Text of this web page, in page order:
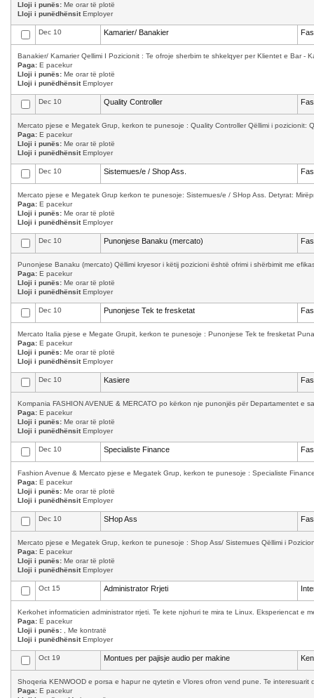
Lloji i punës: Me orar të plotë
Lloji i punëdhënsitEmployer
Dec 10 Kamarier/ Banakier
Banakier/ Kamarier Qellimi I Pozicionit : Te ofroje sherbim te shkelqyer per Klientet e Bar -
Paga: E pacekur
Lloji i punës: Me orar të plotë
Lloji i punëdhënsitEmployer
Dec 10 Quality Controller
Mercato pjese e Megatek Grup, kerkon te punesoje : Quality Controller Qëllimi i pozicionit:
Paga: E pacekur
Lloji i punës: Me orar të plotë
Lloji i punëdhënsitEmployer
Dec 10 Sistemues/e / Shop Ass.
Mercato pjese e Megatek Grup kerkon te punesoje: Sistemues/e / SHop Ass. Detyrat:
Paga: E pacekur
Lloji i punës: Me orar të plotë
Lloji i punëdhënsitEmployer
Dec 10 Punonjese Banaku (mercato)
Punonjese Banaku (mercato) Qëllimi kryesor i këtij pozicioni është ofrimi i shërbimit me
Paga: E pacekur
Lloji i punës: Me orar të plotë
Lloji i punëdhënsitEmployer
Dec 10 Punonjese Tek te fresketat
Mercato Italia pjese e Megate Grupit, kerkon te punesoje : Punonjese Tek te fresketat
Paga: E pacekur
Lloji i punës: Me orar të plotë
Lloji i punëdhënsitEmployer
Dec 10 Kasiere
Kompania FASHION AVENUE & MERCATO po kërkon nje punonjës për Departamentet e
Paga: E pacekur
Lloji i punës: Me orar të plotë
Lloji i punëdhënsitEmployer
Dec 10 Specialiste Finance
Fashion Avenue & Mercato pjese e Megatek Grup, kerkon te punesoje : Specialiste
Paga: E pacekur
Lloji i punës: Me orar të plotë
Lloji i punëdhënsitEmployer
Dec 10 SHop Ass
Mercato pjese e Megatek Grup, kerkon te punesoje : Shop Ass/ Sistemues Qëllimi i
Paga: E pacekur
Lloji i punës: Me orar të plotë
Lloji i punëdhënsitEmployer
Oct 15 Administrator Rrjeti
Kerkohet informaticien administrator rrjeti. Te kete njohuri te mira te Linux. Eksperiencat e
Paga: E pacekur
Lloji i punës: , Me kontratë
Lloji i punëdhënsitEmployer
Oct 19 Montues per pajisje audio per makine
Shoqeria KENWOOD e porsa e hapur ne qytetin e Vlores ofron vend pune. Te
Paga: E pacekur